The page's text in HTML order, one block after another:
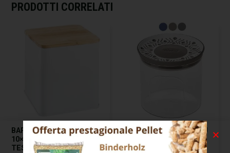
PRODOTTI CORRELATI
BARATTOLO CC 2000 CM
10×10 H 28,5 ONLINE
TESCOMA
BARATTOLO TOSCA BLU
CC 700 CM 12 H 11
STEFANPL